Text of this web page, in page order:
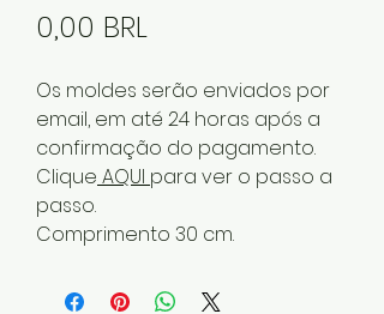
0,00 BRLPrecio
Os moldes serão enviados por
email, em até 24 horas após a
confirmação do pagamento.
Clique AQUI para ver o passo a
passo.
Comprimento 30 cm.